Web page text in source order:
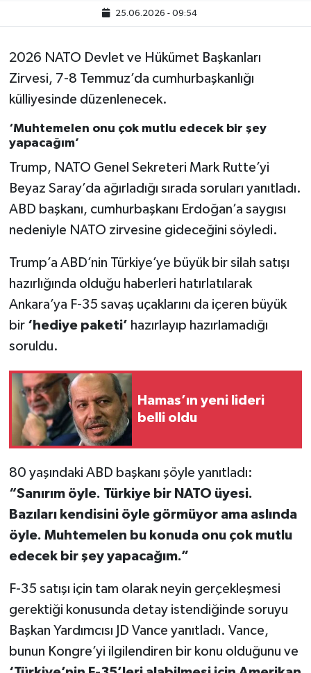
25.06.2026 - 09:54
2026 NATO Devlet ve Hükümet Başkanları
Zirvesi, 7-8 Temmuz’da cumhurbaşkanlığı
külliyesinde düzenlenecek.
‘Muhtemelen onu çok mutlu edecek bir şey
yapacağım’
Trump, NATO Genel Sekreteri Mark Rutte’yi
Beyaz Saray’da ağırladığı sırada soruları yanıtladı.
ABD başkanı, cumhurbaşkanı Erdoğan’a saygısı
nedeniyle NATO zirvesine gideceğini söyledi.
Trump’a ABD’nin Türkiye’ye büyük bir silah satışı
hazırlığında olduğu haberleri hatırlatılarak
Ankara’ya F-35 savaş uçaklarını da içeren büyük
bir ‘hediye paketi’ hazırlayıp hazırlamadığı
soruldu.
Hamas’ın yeni lideri
belli oldu
80 yaşındaki ABD başkanı şöyle yanıtladı:
“Sanırım öyle. Türkiye bir NATO üyesi.
Bazıları kendisini öyle görmüyor ama aslında
öyle. Muhtemelen bu konuda onu çok mutlu
edecek bir şey yapacağım.”
F-35 satışı için tam olarak neyin gerçekleşmesi
gerektiği konusunda detay istendiğinde soruyu
Başkan Yardımcısı JD Vance yanıtladı. Vance,
bunun Kongre’yi ilgilendiren bir konu olduğunu ve